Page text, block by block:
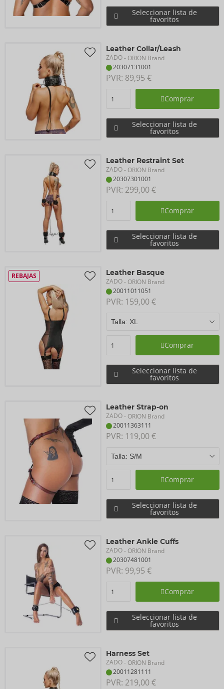
Seleccionar lista de
favoritos
Leather Collar/Leash
ZADO- ORION Brand
20307131001
PVR: 89,95 €
Comprar
Seleccionar lista de
favoritos
Leather Restraint Set
ZADO- ORION Brand
20307301001
PVR: 299,00 €
Comprar
Seleccionar lista de
favoritos
REBAJAS Leather Basque
ZADO- ORION Brand
20011011051
PVR: 159,00 €
Comprar
Seleccionar lista de
favoritos
Leather Strap-on
ZADO- ORION Brand
20011363111
PVR: 119,00 €
Comprar
Seleccionar lista de
favoritos
Leather Ankle Cuffs
ZADO- ORION Brand
20307481001
PVR: 99,95 €
Comprar
Seleccionar lista de
favoritos
Harness Set
ZADO- ORION Brand
20011281111
PVR: 219,00 €